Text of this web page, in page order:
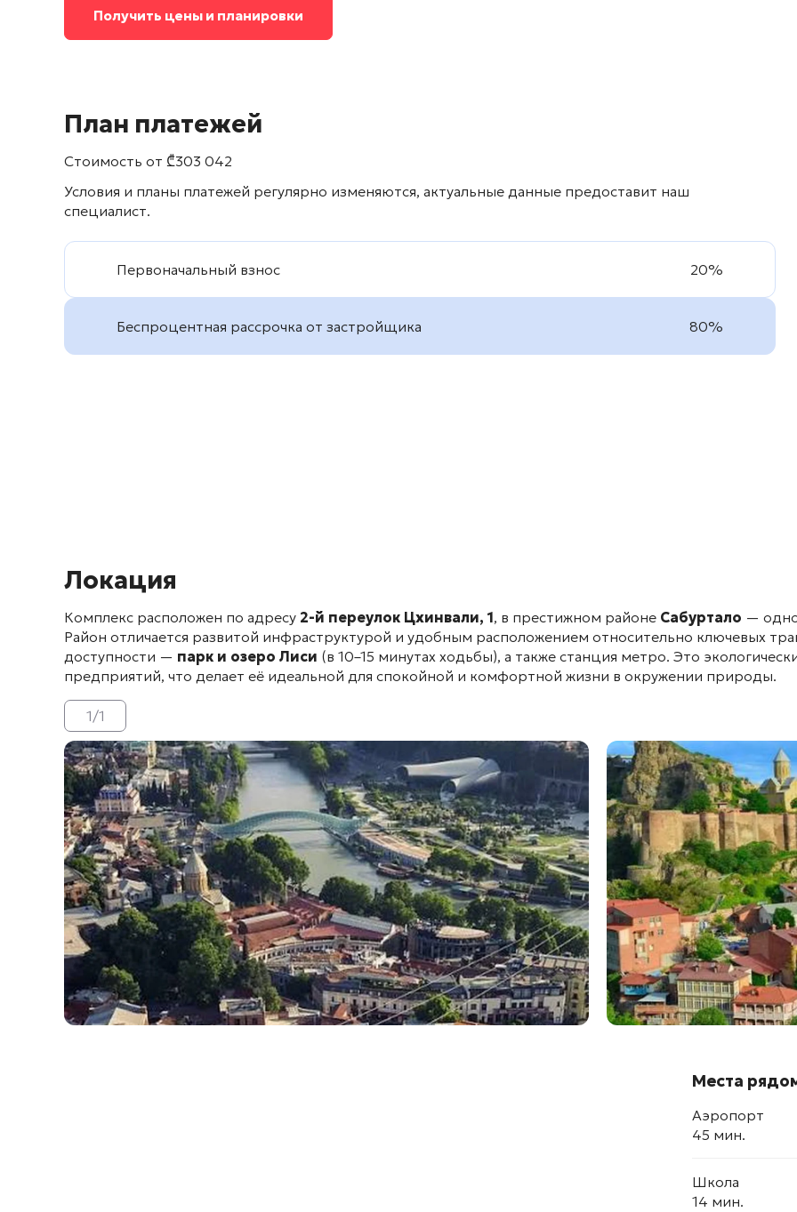
Получить цены и планировки
План платежей
Стоимость от ₾303 042
Условия и планы платежей регулярно изменяются, актуальные данные предоставит наш
специалист.
Первоначальный взнос 20%
Беспроцентная рассрочка от застройщика 80%
Локация
Комплекс расположен по адресу 2-й переулок Цхинвали, 1, в престижном районе Сабуртало —
Район отличается развитой инфраструктурой и удобным расположением относительно ключевых
доступности — парк и озеро Лиси (в 10–15 минутах ходьбы), а также станция метро. Это
предприятий, что делает её идеальной для спокойной и комфортной жизни в окружении природы.
1/1
Места
Аэропорт
45 мин.
Школа
14 мин.